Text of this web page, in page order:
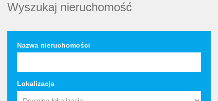
Wyszukaj nieruchomość
Nazwa nieruchomości
Lokalizacja